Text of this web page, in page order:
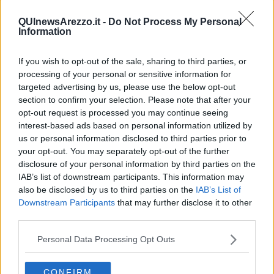
QUInewsArezzo.it - Do Not Process My Personal
Information
If you wish to opt-out of the sale, sharing to third parties, or
processing of your personal or sensitive information for
targeted advertising by us, please use the below opt-out
section to confirm your selection. Please note that after your
opt-out request is processed you may continue seeing
interest-based ads based on personal information utilized by
us or personal information disclosed to third parties prior to
your opt-out. You may separately opt-out of the further
disclosure of your personal information by third parties on the
IAB’s list of downstream participants. This information may
also be disclosed by us to third parties on the IAB’s List of
Downstream Participants that may further disclose it to other
Personal Data Processing Opt Outs
CONFIRM
alle 9,30 ritrovo in piazza XX Settembre, alle 10,30
partenza del corteo per le vie cittadine con la Filarmonica Mariotti,
alle 11,30 in piazza Montanelli saluto del sindaco Alessio Spinelli e
Gambassi Terme
si parte alle 7 col Cantamaggio per le vie
cittadine. Poi alle 9,30 Primo Maggio in piazza Roma, alle 10,30
saluto del sindaco Paolo Campinoti e comizio di Alberto GHheri
della Rsu della Slc Cgil Firenze-Prato-Pistoia.
Montaionealle 8,30 ritrovo in piazza Gramsci, partenza del
corteo per le vie cittadine e deposizione di garofani al monumento
ai Caduti davanti al Comune. Ore 10 arrivo presso il Teatro del
Popolo, saluto del sindaco e dello Spi Cgil di Montaione e comizio
conclusivo di Daniele Cecconi della Slc Cgil Firenze-Prato-Pistoia.
Ore 11 Servizio Musicale a Villa Serena. Ore 11,30 deposizione di
una corona al Cimitero del Capoluogo.
di Pontassieve e San Francesco di Pelago accompagnato dalla
Filarmonica Giacomo Puccini. Alle 11,15 comizio in piazza Verdi a
San Francesco di Pelago di Fabio Franchi, segretario Generale